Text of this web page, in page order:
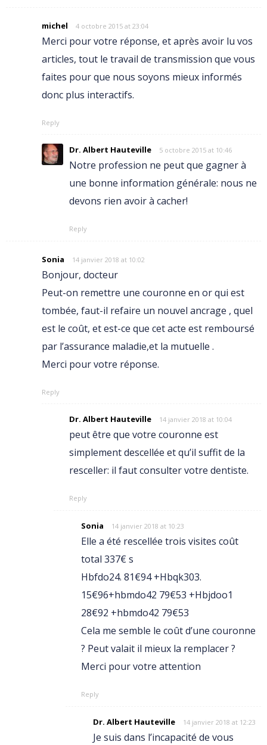
michel 4 octobre 2015 at 23:04
Merci pour votre réponse, et après avoir lu vos
articles, tout le travail de transmission que vous
faites pour que nous soyons mieux informés
donc plus interactifs.
Reply
Dr. Albert Hauteville 5 octobre 2015 at 10:46
Notre profession ne peut que gagner à
une bonne information générale: nous ne
devons rien avoir à cacher!
Reply
Sonia 14 janvier 2018 at 10:02
Bonjour, docteur
Peut-on remettre une couronne en or qui est
tombée, faut-il refaire un nouvel ancrage , quel
est le coût, et est-ce que cet acte est remboursé
par l’assurance maladie,et la mutuelle .
Merci pour votre réponse.
Reply
Dr. Albert Hauteville 14 janvier 2018 at 10:04
peut être que votre couronne est
simplement descellée et qu’il suffit de la
resceller: il faut consulter votre dentiste.
Reply
Sonia 14 janvier 2018 at 10:23
Elle a été rescellée trois visites coût
total 337€ s
Hbfdo24. 81€94 +Hbqk303.
15€96+hbmdo42 79€53 +Hbjdoo1
28€92 +hbmdo42 79€53
Cela me semble le coût d’une couronne
? Peut valait il mieux la remplacer ?
Merci pour votre attention
Reply
Dr. Albert Hauteville 14 janvier 2018 at 12:23
Je suis dans l’incapacité de vous